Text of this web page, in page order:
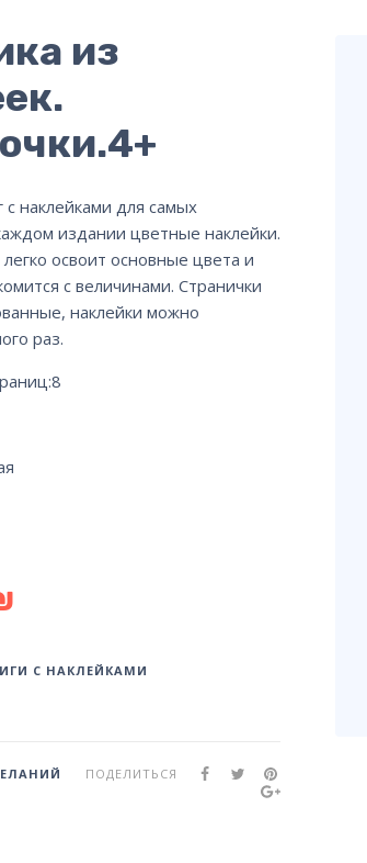
из
с наклейками для самых
издании цветные наклейки.
освоит основные цвета и
с величинами. Странички
наклейки можно
раз.
8
С НАКЛЕЙКАМИ
ПОДЕЛИТЬСЯ